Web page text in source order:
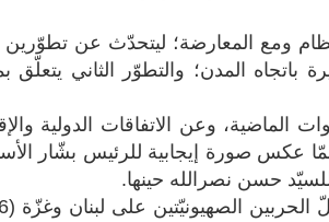
ومع المعارضة؛ ليتحدّث عن
المدن؛ والتطوّر الثاني يتعلّق
وعن الاتفاقات الدولية
عكس صورة إيجابية للرئيس بشّار
حسن نصرالله حينها.